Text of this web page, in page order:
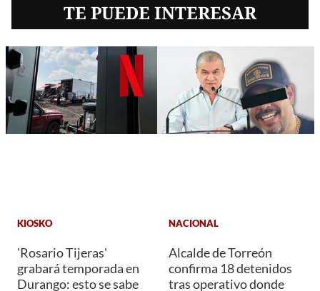
TE PUEDE INTERESAR
KIOSKO
'Rosario Tijeras'
grabará temporada en
Durango: esto se sabe
NACIONAL
Alcalde de Torreón
confirma 18 detenidos
tras operativo donde